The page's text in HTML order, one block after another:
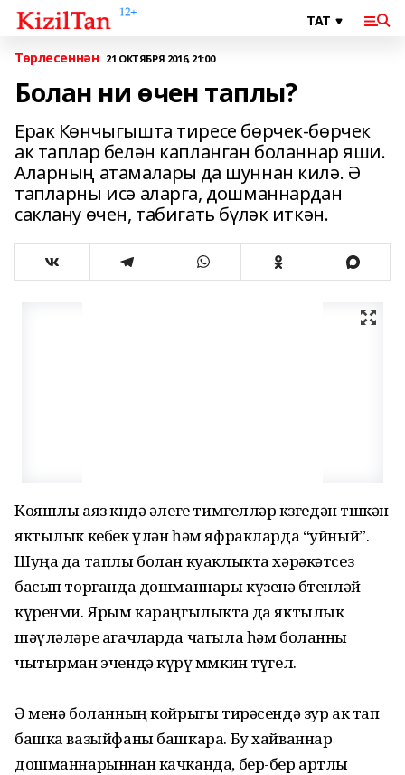
Төрлесеннән 21 ОКТЯБРЯ 2016, 21:00
Болан ни өчен таплы?
Ерак Көнчыгышта тиресе бөрчек-бөрчек
ак таплар белән капланган боланнар яши.
Аларның атамалары да шуннан килә. Ә
тапларны исә аларга, дошманнардан
саклану өчен, табигать бүләк иткән.
Кояшлы аяз көндә әлеге тимгелләр көзгедән төшкән
яктылык кебек үлән һәм яфракларда “уйный”.
Шуңа да таплы болан куаклыкта хәрәкәтсез
басып торганда дошманнары күзенә бөтенләй
күренми. Ярым караңгылыкта да яктылык
шәүләләре агачларда чагыла һәм боланны
чытырман эчендә күрү мөмкин түгел.
Ә менә боланның койрыгы тирәсендә зур ак тап
башка вазыйфаны башкара. Бу хайваннар
дошманнарыннан качканда, бер-бер артлы